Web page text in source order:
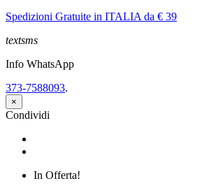
Spedizioni Gratuite in ITALIA da € 39
textsms
Info WhatsApp
373-7588093.
×
Condividi
In Offerta!